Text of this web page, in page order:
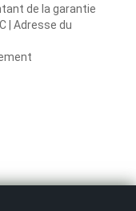
de la garantie
| Adresse du